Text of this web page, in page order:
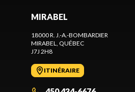
MIRABEL
18000 R. J.-A.-BOMBARDIER
MIRABEL
, QUÉBEC
J7J 2H8
ITINÉRAIRE